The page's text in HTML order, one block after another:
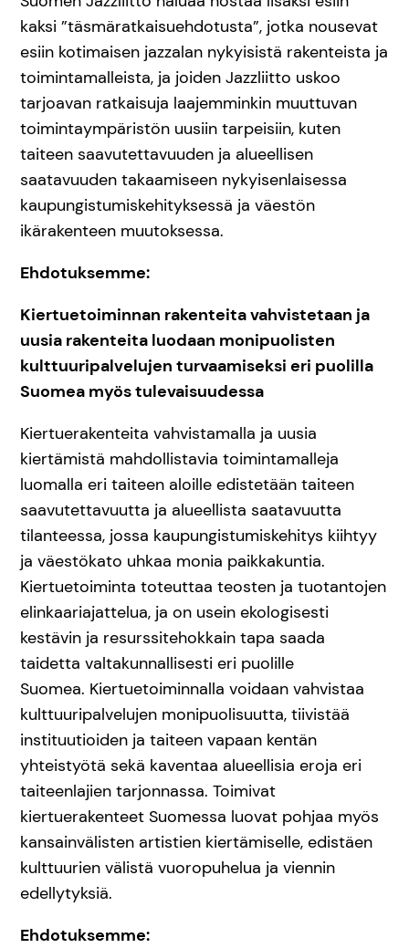
kaksi ”täsmäratkaisuehdotusta”, jotka nousevat
esiin kotimaisen jazzalan nykyisistä rakenteista ja
toimintamalleista, ja joiden Jazzliitto uskoo
tarjoavan ratkaisuja laajemminkin muuttuvan
toimintaympäristön uusiin tarpeisiin, kuten
taiteen saavutettavuuden ja alueellisen
saatavuuden takaamiseen nykyisenlaisessa
kaupungistumiskehityksessä ja väestön
ikärakenteen muutoksessa.
Ehdotuksemme:
Kiertuetoiminnan rakenteita vahvistetaan ja
uusia rakenteita luodaan monipuolisten
kulttuuripalvelujen turvaamiseksi eri puolilla
Suomea myös tulevaisuudessa
Kiertuerakenteita vahvistamalla ja uusia
kiertämistä mahdollistavia toimintamalleja
luomalla eri taiteen aloille edistetään taiteen
saavutettavuutta ja alueellista saatavuutta
tilanteessa, jossa kaupungistumiskehitys kiihtyy
ja väestökato uhkaa monia paikkakuntia.
Kiertuetoiminta toteuttaa teosten ja tuotantojen
elinkaariajattelua, ja on usein ekologisesti
kestävin ja resurssitehokkain tapa saada
taidetta valtakunnallisesti eri puolille
Suomea. Kiertuetoiminnalla voidaan vahvistaa
kulttuuripalvelujen monipuolisuutta, tiivistää
instituutioiden ja taiteen vapaan kentän
yhteistyötä sekä kaventaa alueellisia eroja eri
taiteenlajien tarjonnassa. Toimivat
kiertuerakenteet Suomessa luovat pohjaa myös
kansainvälisten artistien kiertämiselle, edistäen
kulttuurien välistä vuoropuhelua ja viennin
edellytyksiä.
Ehdotuksemme: